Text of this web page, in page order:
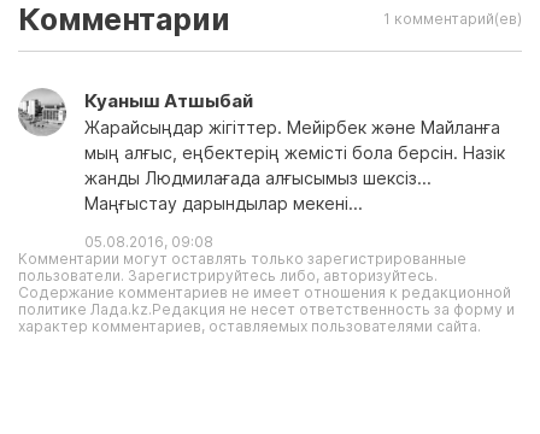
Комментарии 1 комментарий(ев)
Куаныш Атшыбай
Жарайсыңдар жігіттер. Мейірбек және Майланға
мың алғыс, еңбектерің жемісті бола берсін. Назік
жанды Людмилағада алғысымыз шексіз...
Маңғыстау дарындылар мекені...
05.08.2016, 09:08
Комментарии могут оставлять только зарегистрированные
пользователи. Зарегистрируйтесь либо, авторизуйтесь.
Содержание комментариев не имеет отношения к редакционной
политике Лада.kz.Редакция не несет ответственность за форму и
характер комментариев, оставляемых пользователями сайта.